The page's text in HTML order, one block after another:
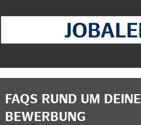
FAQS RUND UM DEINE
BEWERBUNG